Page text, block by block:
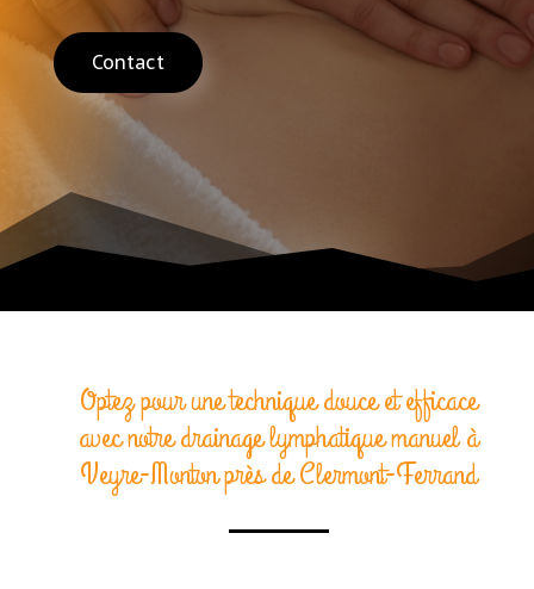
Contact
Optez pour une technique douce et efficace
avec notre drainage lymphatique manuel à
Veyre-Monton près de Clermont-Ferrand